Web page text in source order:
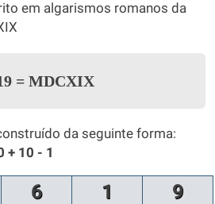
em algarismos romanos da
= MDCXIX
da seguinte forma:
+ 10 - 1
6 1 9